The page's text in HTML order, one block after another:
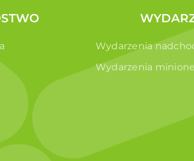
Wydarzenia
Wydarzenia minione